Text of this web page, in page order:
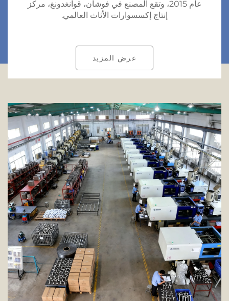
عام 2015، وتقع المصنع في فوشان، قوانغدونغ، مركز
إنتاج إكسسوارات الأثاث العالمي.
عرض المزيد